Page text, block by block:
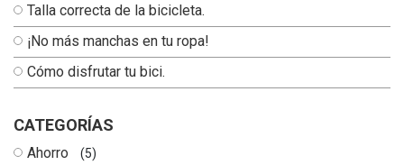
Talla correcta de la bicicleta.
¡No más manchas en tu ropa!
Cómo disfrutar tu bici.
CATEGORÍAS
Ahorro (5)